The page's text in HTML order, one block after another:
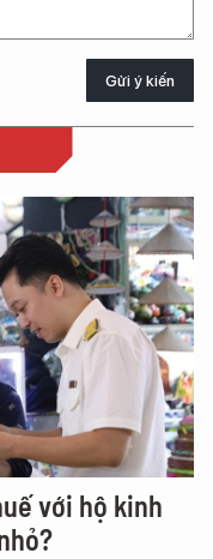
Gửi ý kiến
với hộ kinh